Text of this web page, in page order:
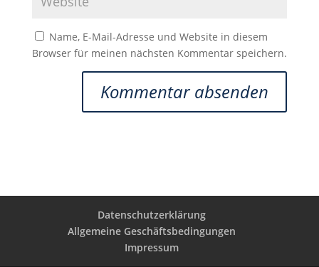
Name, E-Mail-Adresse und Website in diesem
Browser für meinen nächsten Kommentar speichern.
Datenschutzerklärung
Allgemeine Geschäftsbedingungen
Impressum